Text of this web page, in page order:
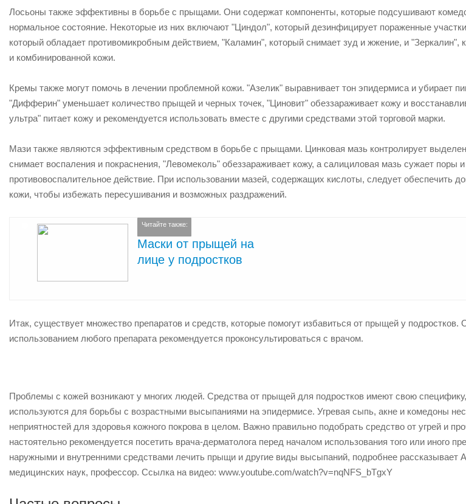
Лосьоны также эффективны в борьбе с прыщами. Они содержат компоненты, которые подсушивают
нормальное состояние. Некоторые из них включают "Циндол", который дезинфицирует пораженные
который обладает противомикробным действием, "Каламин", который снимает зуд и жжение, и "Зеркалин",
и комбинированной кожи.
Кремы также могут помочь в лечении проблемной кожи. "Азелик" выравнивает тон эпидермиса и убирает
"Дифферин" уменьшает количество прыщей и черных точек, "Циновит" обеззараживает кожу и
ультра" питает кожу и рекомендуется использовать вместе с другими средствами этой торговой марки.
Мази также являются эффективным средством в борьбе с прыщами. Цинковая мазь контролирует
снимает воспаления и покраснения, "Левомеколь" обеззараживает кожу, а салициловая мазь сужает поры
противовоспалительное действие. При использовании мазей, содержащих кислоты, следует обеспечить
кожи, чтобы избежать пересушивания и возможных раздражений.
Читайте также:
Маски от прыщей на
лице у подростков
Итак, существует множество препаратов и средств, которые помогут избавиться от прыщей у подростков.
использованием любого препарата рекомендуется проконсультироваться с врачом.
Проблемы с кожей возникают у многих людей. Средства от прыщей для подростков имеют свою
используются для борьбы с возрастными высыпаниями на эпидермисе. Угревая сыпь, акне и комедоны
неприятностей для здоровья кожного покрова в целом. Важно правильно подобрать средство от угрей и
настоятельно рекомендуется посетить врача-дерматолога перед началом использования того или иного
наружными и внутренними средствами лечить прыщи и другие виды высыпаний, подробнее рассказывает
медицинских наук, профессор. Ссылка на видео: www.youtube.com/watch?v=nqNFS_bTgxY